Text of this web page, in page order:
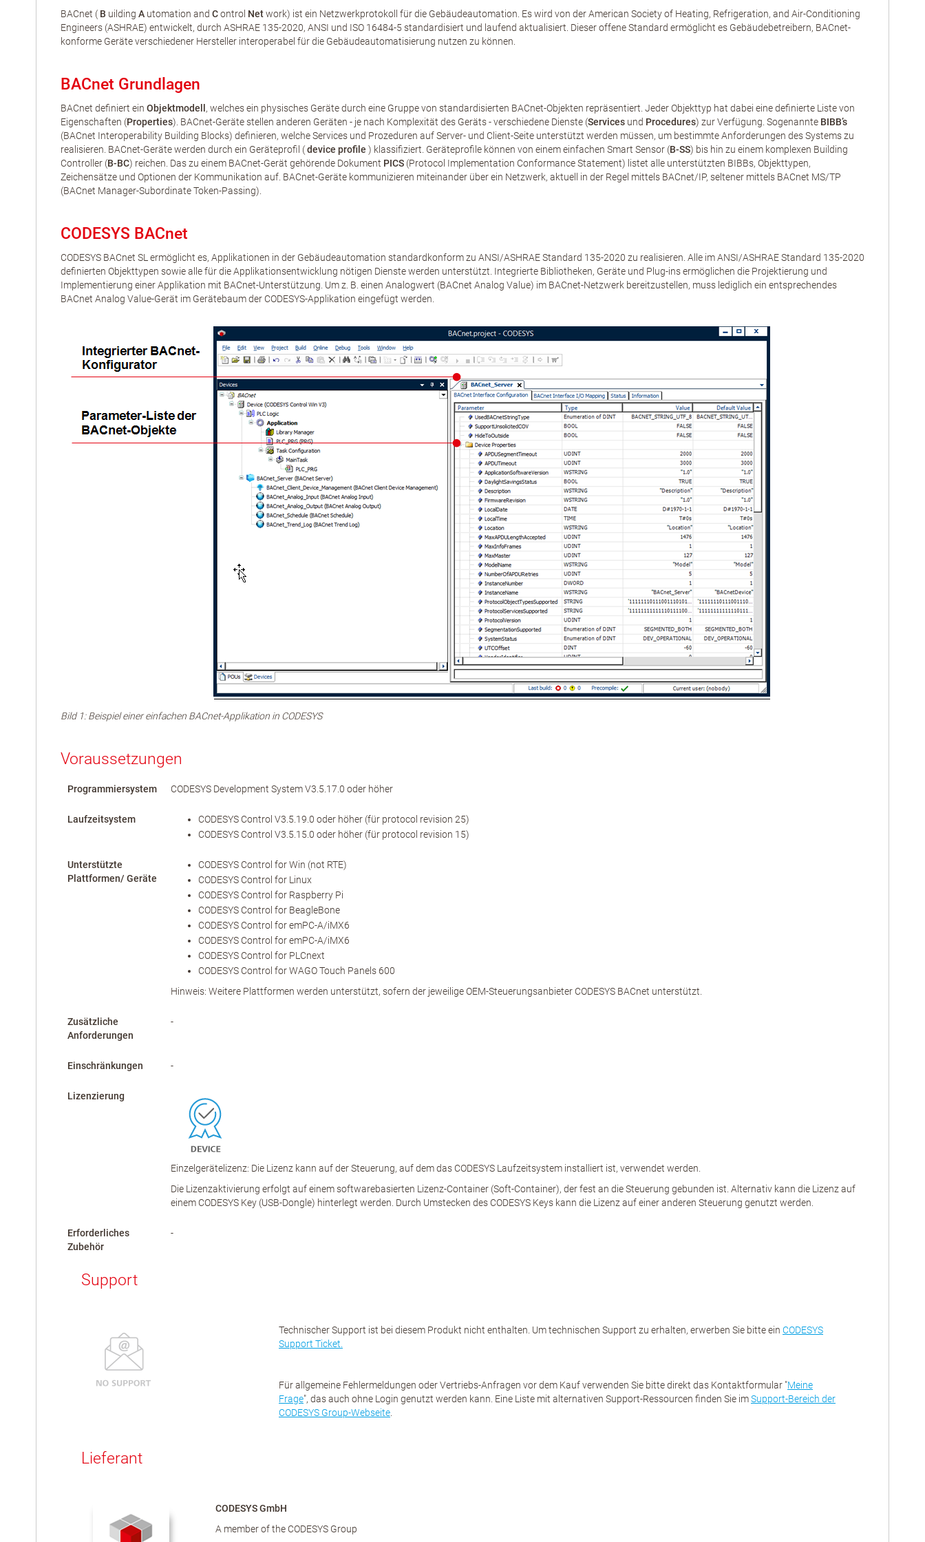
BACnet ( B uilding A utomation and Control Network) ist ein Netzwerkprotokoll für die Gebäudeautomation. Es wird von der American Society of Heating, Refrigeration, and Air-Conditioning
Engineers (ASHRAE) entwickelt, durch ASHRAE 135-2020, ANSI und ISO 16484-5 standardisiert und laufend aktualisiert. Dieser offene Standard ermöglicht es Gebäudebetreibern, BACnet-
konforme Geräte verschiedener Hersteller interoperabel für die Gebäudeautomatisierung nutzen zu können.
BACnet Grundlagen
BACnet definiert ein Objektmodell , welches ein physisches Geräte durch eine Gruppe von standardisierten BACnet-Objekten repräsentiert. Jeder Objekttyp hat dabei eine definierte Liste von
Eigenschaften (Properties). BACnet-Geräte stellen anderen Geräten - je nach Komplexität des Geräts - verschiedene Dienste (Services und Procedures) zur Verfügung. Sogenannte BIBB’s
(BACnet Interoperability Building Blocks) definieren, welche Services und Prozeduren auf Server- und Client-Seite unterstützt werden müssen, um bestimmte Anforderungen des Systems zu
realisieren. BACnet-Geräte werden durch ein Geräteprofil (device profile ) klassifiziert. Geräteprofile können von einem einfachen Smart Sensor (B-SS) bis hin zu einem komplexen Building
Controller (B-BC) reichen. Das zu einem BACnet-Gerät gehörende Dokument PICS (Protocol Implementation Conformance Statement) listet alle unterstützten BIBBs, Objekttypen,
Zeichensätze und Optionen der Kommunikation auf. BACnet-Geräte kommunizieren miteinander über ein Netzwerk, aktuell in der Regel mittels BACnet/IP, seltener mittels BACnet MS/TP
(BACnet Manager-Subordinate Token-Passing).
CODESYS BACnet
CODESYS BACnet SL ermöglicht es, Applikationen in der Gebäudeautomation standardkonform zu ANSI/ASHRAE Standard 135-2020 zu realisieren. Alle im ANSI/ASHRAE Standard 135-2020
definierten Objekttypen sowie alle für die Applikationsentwicklung nötigen Dienste werden unterstützt. Integrierte Bibliotheken, Geräte und Plug-ins ermöglichen die Projektierung und
Implementierung einer Applikation mit BACnet-Unterstützung. Um z. B. einen Analogwert (BACnet Analog Value) im BACnet-Netzwerk bereitzustellen, muss lediglich ein entsprechendes
BACnet Analog Value-Gerät im Gerätebaum der CODESYS-Applikation eingefügt werden.
Bild 1: Beispiel einer einfachen BACnet-Applikation in CODESYS
Voraussetzungen
Programmiersystem CODESYS Development System V3.5.17.0 oder höher
Laufzeitsystem
CODESYS Control V3.5.19.0 oder höher (für protocol revision 25)
CODESYS Control V3.5.15.0 oder höher (für protocol revision 15)
Unterstützte
Plattformen/ Geräte
CODESYS Control for Win (not RTE)
CODESYS Control for Linux
CODESYS Control for Raspberry Pi
CODESYS Control for BeagleBone
CODESYS Control for emPC-A/iMX6
CODESYS Control for emPC-A/iMX6
CODESYS Control for PLCnext
CODESYS Control for WAGO Touch Panels 600
Hinweis: Weitere Plattformen werden unterstützt, sofern der jeweilige OEM-Steuerungsanbieter CODESYS BACnet unterstützt.
Zusätzliche
Anforderungen
-
Einschränkungen -
Lizenzierung
Einzelgerätelizenz: Die Lizenz kann auf der Steuerung, auf dem das CODESYS Laufzeitsystem installiert ist, verwendet werden.
Die Lizenzaktivierung erfolgt auf einem softwarebasierten Lizenz-Container (Soft-Container), der fest an die Steuerung gebunden ist. Alternativ kann die Lizenz auf
einem CODESYS Key (USB-Dongle) hinterlegt werden. Durch Umstecken des CODESYS Keys kann die Lizenz auf einer anderen Steuerung genutzt werden.
Erforderliches
Zubehör
-
Support
Technischer Support ist bei diesem Produkt nicht enthalten. Um technischen Support zu erhalten, erwerben Sie bitte ein CODESYS
Support Ticket.
Für allgemeine Fehlermeldungen oder Vertriebs-Anfragen vor dem Kauf verwenden Sie bitte direkt das Kontaktformular "Meine
Frage", das auch ohne Login genutzt werden kann. Eine Liste mit alternativen Support-Ressourcen finden Sie imSupport-Bereich der
CODESYS Group-Webseite
Lieferant
CODESYS GmbH
A member of the CODESYS Group